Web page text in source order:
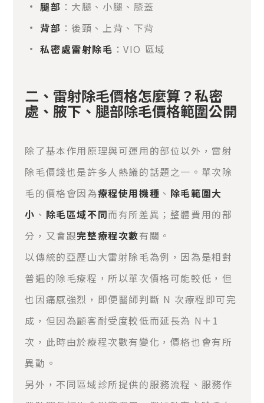
腿部 ：大腿、小腿、膝蓋
背部 ：後頸、上背、下背
私密處雷射除毛 ：VIO 區域
二、雷射除毛價格怎麼算？私密
處、腋下、腿部除毛價格範圍公開
除了基本作用原理與可運用的部位以外，雷射
除毛價錢也是許多人熱議的話題之一。單次除
毛的價格會因為療程使用機種 、 除毛範圍大
小 、 除毛區域不同而有所差異；整體費用的部
分，又會跟完整療程次數有關。
以傳統的亞歷山大雷射除毛為例，因為是相對
普遍的除毛療程，所以單次價格可能較低，但
也因痛感強烈，即便醫師判斷 N 次療程即可完
成，但因為顧客耐受度較低而延長為 N＋1
次，此時由於療程次數有變化，價格也會有所
異動。
另外，不同區域診所提供的服務流程、服務作